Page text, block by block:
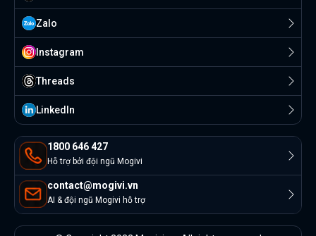
1800 646 427
Hỗ trợ bởi đội ngũ Mogivi
contact@mogivi.vn
AI & đội ngũ Mogivi hỗ trợ
Zalo
Instagram
Threads
Linkedln